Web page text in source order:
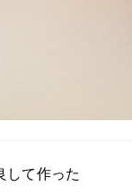
して作った